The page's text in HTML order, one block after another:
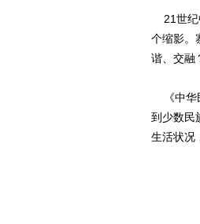
21世纪
个缩影。
谐、交融
《中华
到少数民
生活状况